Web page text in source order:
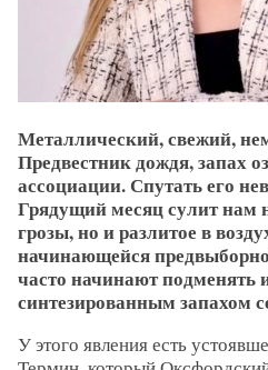
Металлический, свежий,
Предвестник дождя, запах
ассоциации. Спутать его
Грядущий месяц сулит нам
грозы, но и разлитое в
начинающейся
часто начинают подменять
синтезированным запахом
У этого явления есть